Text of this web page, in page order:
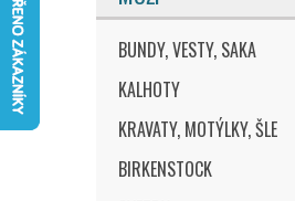
BUNDY, VESTY, SAKA
KALHOTY
KRAVATY, MOTÝLKY, ŠLE
BIRKENSTOCK